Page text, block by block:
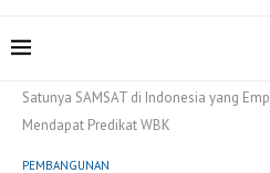
Satunya SAMSAT di Indonesia yang
Mendapat Predikat WBK
PEMBANGUNAN